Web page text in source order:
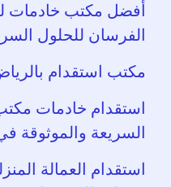
أفضل مكتب خادمات
الفرسان للحلول
مكتب استقدام
استقدام خادمات
السريعة والموثوقة
استقدام العمالة